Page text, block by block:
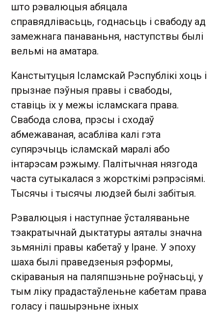
што рэвалюцыя абяцала
справядлівасьць, годнасьць і свабоду ад
замежнага панаваньня, наступствы былі
вельмі на аматара.
Канстытуцыя Ісламскай Рэспублікі хоць і
прызнае пэўныя правы і свабоды,
ставіць іх у межы ісламскага права.
Свабода слова, прэсы і сходаў
абмежаваная, асабліва калі гэта
супярэчыць ісламскай маралі або
інтарэсам рэжыму. Палітычная нязгода
часта сутыкалася з жорсткімі рэпрэсіямі.
Тысячы і тысячы людзей былі забітыя.
Рэвалюцыя і наступнае ўсталяваньне
тэакратычнай дыктатуры аяталы значна
зьмянілі правы кабетаў у Іране. У эпоху
шаха былі праведзеныя рэформы,
скіраваныя на паляпшэньне роўнасьці, у
тым ліку прадастаўленьне кабетам права
голасу і пашырэньне іхных